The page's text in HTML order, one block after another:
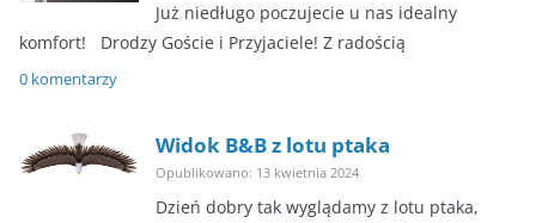
Już niedługo poczujecie u nas idealny
komfort! ​Drodzy Goście i Przyjaciele! Z radością
0 komentarzy
Widok B&B z lotu ptaka
Opublikowano: 13 kwietnia 2024
Dzień dobry tak wyglądamy z lotu ptaka,